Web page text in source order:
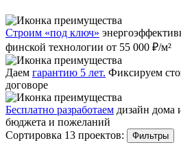
Строим «под ключ»
финской технологии от 55 000 ₽/м²
Даем гарантию 5 лет. Фиксируем
договоре
Бесплатно разработаем дизайн дома
бюджета и пожеланий
Сортировка 13 проектов:
Фильтры